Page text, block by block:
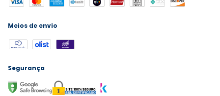
Meios de envio
Segurança